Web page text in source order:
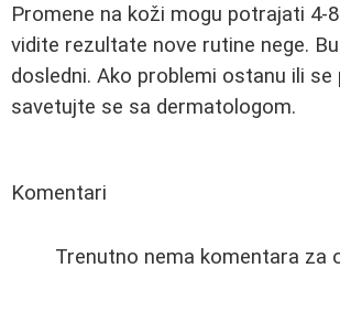
Promene na koži mogu potrajati 4-
vidite rezultate nove rutine nege.
dosledni. Ako problemi ostanu ili se
savetujte se sa dermatologom.
Komentari
Trenutno nema komentara za